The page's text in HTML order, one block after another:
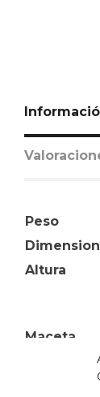
Peso
Altura
Maceta